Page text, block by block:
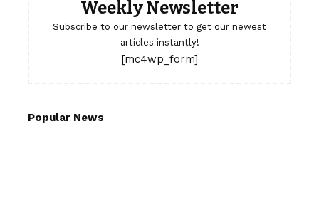
Weekly Newsletter
Subscribe to our newsletter to get our newest
articles instantly!
[mc4wp_form]
Popular News